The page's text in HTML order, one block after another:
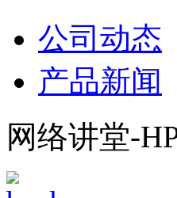
公司动态
产品新闻
网络讲堂-